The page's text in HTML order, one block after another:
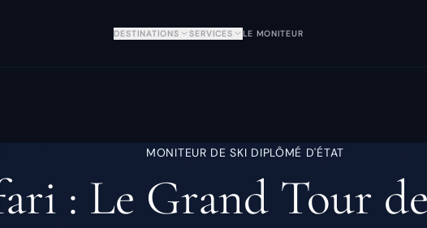
DESTINATIONS SERVICES LE MONITEUR
MONITEUR DE SKI DIPLÔMÉ D'ÉTAT
: Le Grand Tour